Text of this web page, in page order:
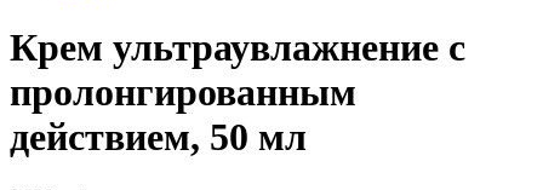
Крем ультраувлажнение с
пролонгированным
действием, 50 мл